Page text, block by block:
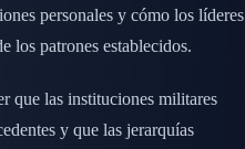
personales y cómo los líderes
los patrones establecidos.
que las instituciones militares
y que las jerarquías